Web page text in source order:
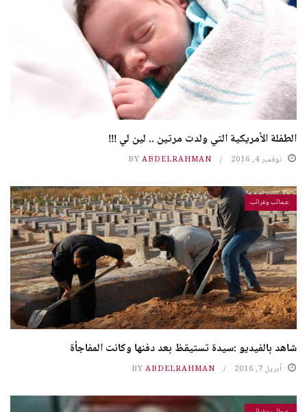
الطفلة الأمريكية التي ولدت مرتين .. لين لي !!!
نوفمبر 4, 2016 BY ABDELRAHMAN
عجائب وغرائب
شاهد بالفيديو :سيدة تستيقظ بعد دفنها وكانت المفاجأة
أبريل 7, 2016 BY ABDELRAHMAN